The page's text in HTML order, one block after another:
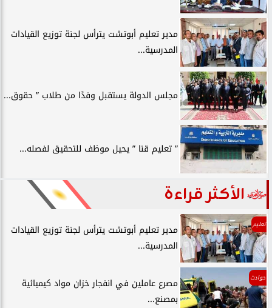
مدير تعليم أبوتشت يترأس لجنة توزيع القيادات
المدرسية...
مجلس الدولة يستقبل وفدًا من طلاب ” حقوق...
” تعليم قنا ” يحيل موظف للتحقيق لفصله...
الأكثر قراءة
تعليم
مدير تعليم أبوتشت يترأس لجنة توزيع القيادات
المدرسية...
حوادث
مصرع عاملين في انفجار خزان مواد كيميائية
بمصنع...